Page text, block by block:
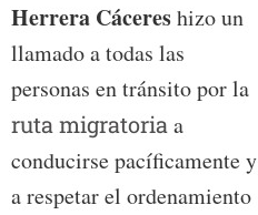
Herrera Cácereshizo un
llamado a todas las
personas en tránsito por la
ruta migratoriaa
conducirse pacíficamente y
a respetar el ordenamiento